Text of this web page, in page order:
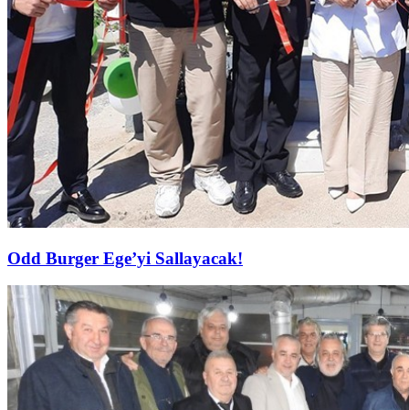
Odd Burger Ege’yi Sallayacak!